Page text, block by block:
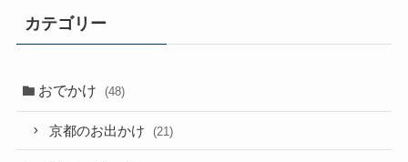
カテゴリー
おでかけ (48)
京都のお出かけ (21)